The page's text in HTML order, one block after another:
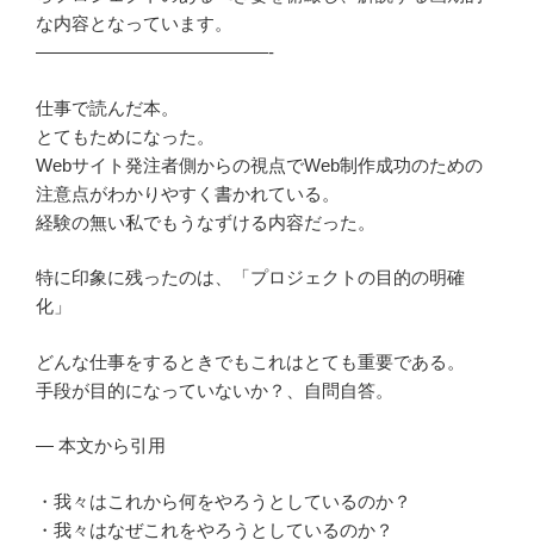
な内容となっています。
—————————————-
仕事で読んだ本。
とてもためになった。
Webサイト発注者側からの視点でWeb制作成功のための
注意点がわかりやすく書かれている。
経験の無い私でもうなずける内容だった。
特に印象に残ったのは、「プロジェクトの目的の明確
化」
どんな仕事をするときでもこれはとても重要である。
手段が目的になっていないか？、自問自答。
— 本文から引用
・我々はこれから何をやろうとしているのか？
・我々はなぜこれをやろうとしているのか？